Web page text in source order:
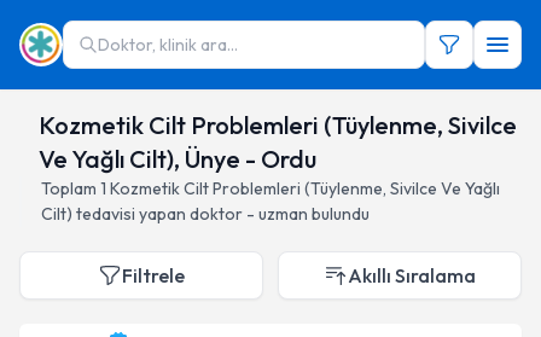
Doktor, klinik ara...
Kozmetik Cilt Problemleri (Tüylenme, Sivilce
Ve Yağlı Cilt), Ünye - Ordu
Toplam 1 Kozmetik Cilt Problemleri (Tüylenme, Sivilce Ve Yağlı
Cilt) tedavisi yapan doktor - uzman bulundu
Filtrele Akıllı Sıralama